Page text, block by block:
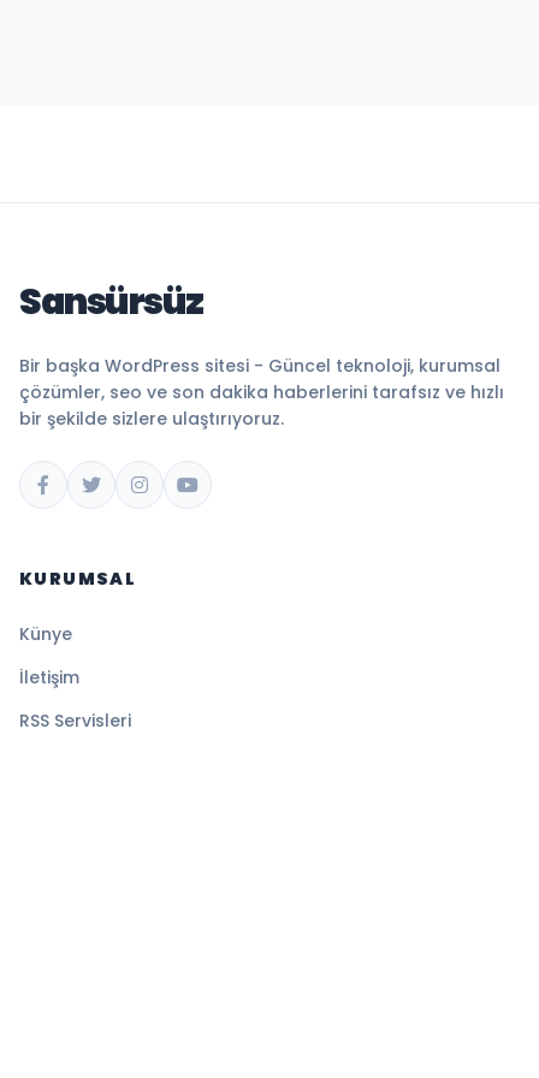
Sansürsüz
Bir başka WordPress sitesi - Güncel teknoloji, kurumsal
çözümler, seo ve son dakika haberlerini tarafsız ve hızlı
bir şekilde sizlere ulaştırıyoruz.
KURUMSAL
Künye
İletişim
RSS Servisleri